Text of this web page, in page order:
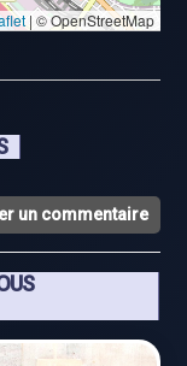
| © OpenStreetMap
un commentaire